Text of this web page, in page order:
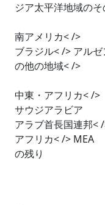
ジア太平洋地域の
南アメリカ< />
ブラジル< /> アル
の他の地域< />
中東・アフリカ< />
サウジアラビア
アラブ首長国連邦<
アフリカ< /> MEA
の残り